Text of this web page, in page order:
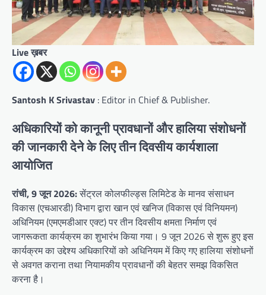
Live ख़बर
Santosh K Srivastav : Editor in Chief & Publisher.
अधिकारियों को कानूनी प्रावधानों और हालिया संशोधनों
की जानकारी देने के लिए तीन दिवसीय कार्यशाला
आयोजित
रांची, 9 जून 2026:सेंट्रल कोलफील्ड्स लिमिटेड के मानव संसाधन
विकास (एचआरडी) विभाग द्वारा खान एवं खनिज (विकास एवं विनियमन)
अधिनियम (एमएमडीआर एक्ट) पर तीन दिवसीय क्षमता निर्माण एवं
जागरूकता कार्यक्रम का शुभारंभ किया गया। 9 जून 2026 से शुरू हुए इस
कार्यक्रम का उद्देश्य अधिकारियों को अधिनियम में किए गए हालिया संशोधनों
से अवगत कराना तथा नियामकीय प्रावधानों की बेहतर समझ विकसित
करना है।